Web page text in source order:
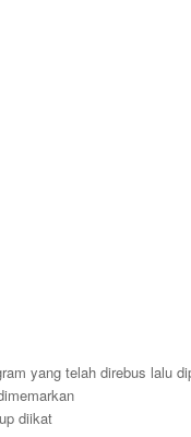
yang telah direbus lalu
diikat